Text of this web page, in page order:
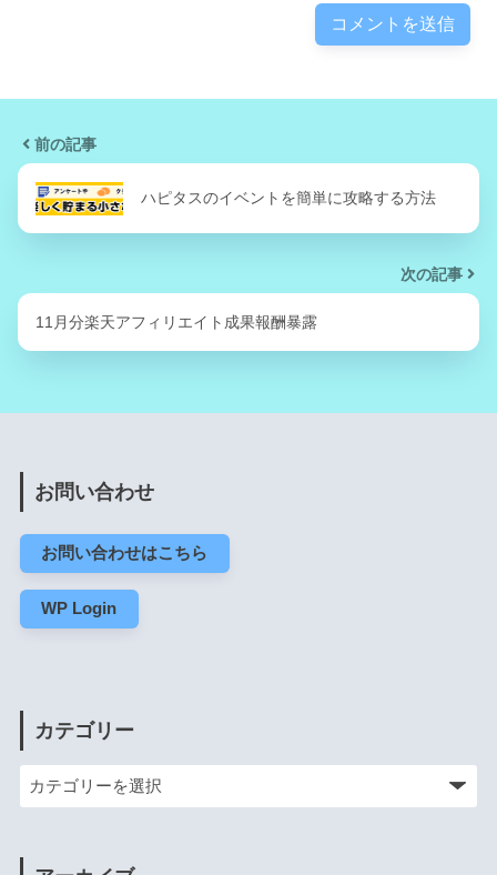
前の記事
ハピタスのイベントを簡単に攻略する方法
次の記事
11月分楽天アフィリエイト成果報酬暴露
お問い合わせ
お問い合わせはこちら
WP Login
カテゴリー